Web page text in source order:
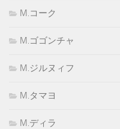
M.コーク
M.ゴゴンチャ
M.ジルヌィフ
M.タマヨ
M.ディラ